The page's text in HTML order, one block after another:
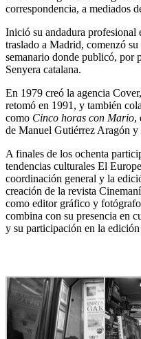
correspondencia, a mediados
Inició su andadura profesional
traslado a Madrid, comenzó
semanario donde publicó, por
Senyera catalana.
En 1979 creó la agencia
retomó en 1991, y también
como Cinco horas con Mario,
de Manuel Gutiérrez Aragón y
A finales de los ochenta
tendencias culturales El
coordinación general y la
creación de la revista
como editor gráfico y
combina con su presencia en
y su participación en la